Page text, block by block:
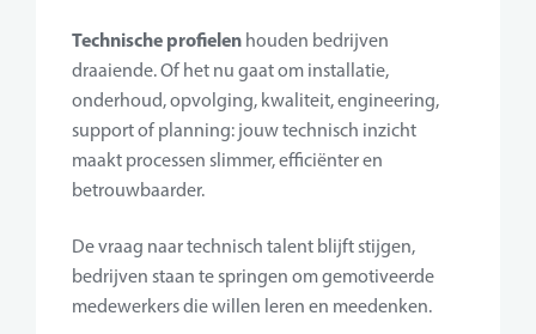
Technische profielen houden bedrijven
draaiende. Of het nu gaat om installatie,
onderhoud, opvolging, kwaliteit, engineering,
support of planning: jouw technisch inzicht
maakt processen slimmer, efficiënter en
betrouwbaarder.
De vraag naar technisch talent blijft stijgen,
bedrijven staan te springen om gemotiveerde
medewerkers die willen leren en meedenken.